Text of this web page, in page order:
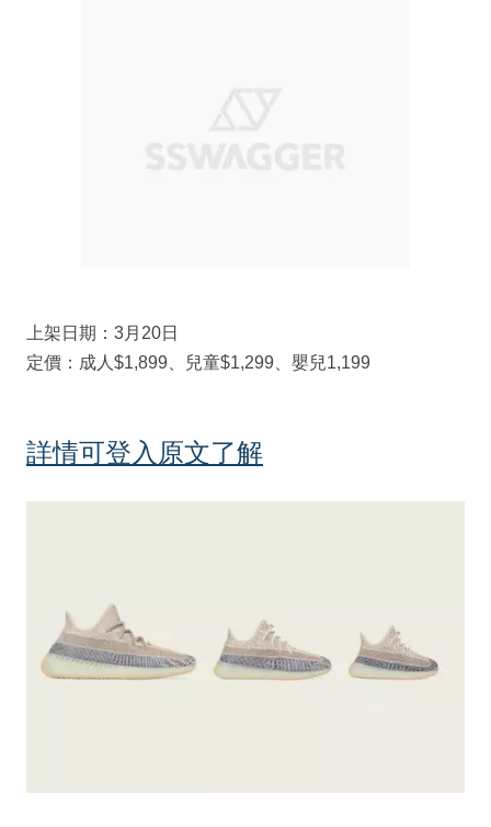
上架日期：3月20日
定價：成人$1,899、兒童$1,299、嬰兒1,199
詳情可登入原文了解